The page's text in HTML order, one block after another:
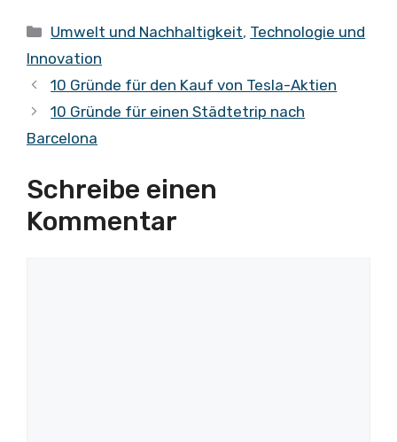
Kategorien
Umwelt und Nachhaltigkeit, Technologie und
Innovation
10 Gründe für den Kauf von Tesla-Aktien
10 Gründe für einen Städtetrip nach
Barcelona
Schreibe einen
Kommentar